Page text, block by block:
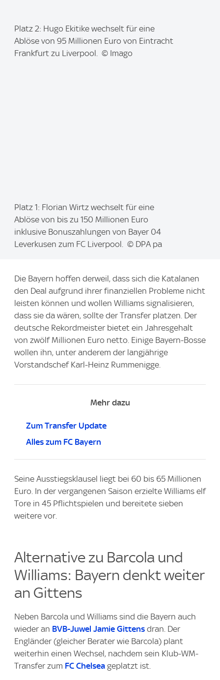
m
Platz 2: Hugo Ekitike wechselt für eine
Ablöse von 95 Millionen Euro von Eintracht
Frankfurt zu Liverpool. © Imago
m
Platz 1: Florian Wirtz wechselt für eine
Ablöse von bis zu 150 Millionen Euro
inklusive Bonuszahlungen von Bayer 04
Leverkusen zum FC Liverpool. © DPA pa
Die Bayern hoffen derweil, dass sich die Katalanen
den Deal aufgrund ihrer finanziellen Probleme nicht
leisten können und wollen Williams signalisieren,
dass sie da wären, sollte der Transfer platzen. Der
deutsche Rekordmeister bietet ein Jahresgehalt
von zwölf Millionen Euro netto. Einige Bayern-Bosse
wollen ihn, unter anderem der langjährige
Vorstandschef Karl-Heinz Rummenigge.
Mehr dazu
Zum Transfer Update
Alles zum FC Bayern
Seine Ausstiegsklausel liegt bei 60 bis 65 Millionen
Euro. In der vergangenen Saison erzielte Williams elf
Tore in 45 Pflichtspielen und bereitete sieben
weitere vor.
Alternative zu Barcola und
Williams: Bayern denkt weiter
an Gittens
Neben Barcola und Williams sind die Bayern auch
wieder an BVB-Juwel Jamie Gittens dran. Der
Engländer (gleicher Berater wie Barcola) plant
weiterhin einen Wechsel, nachdem sein Klub-WM-
Transfer zum FC Chelsea geplatzt ist.